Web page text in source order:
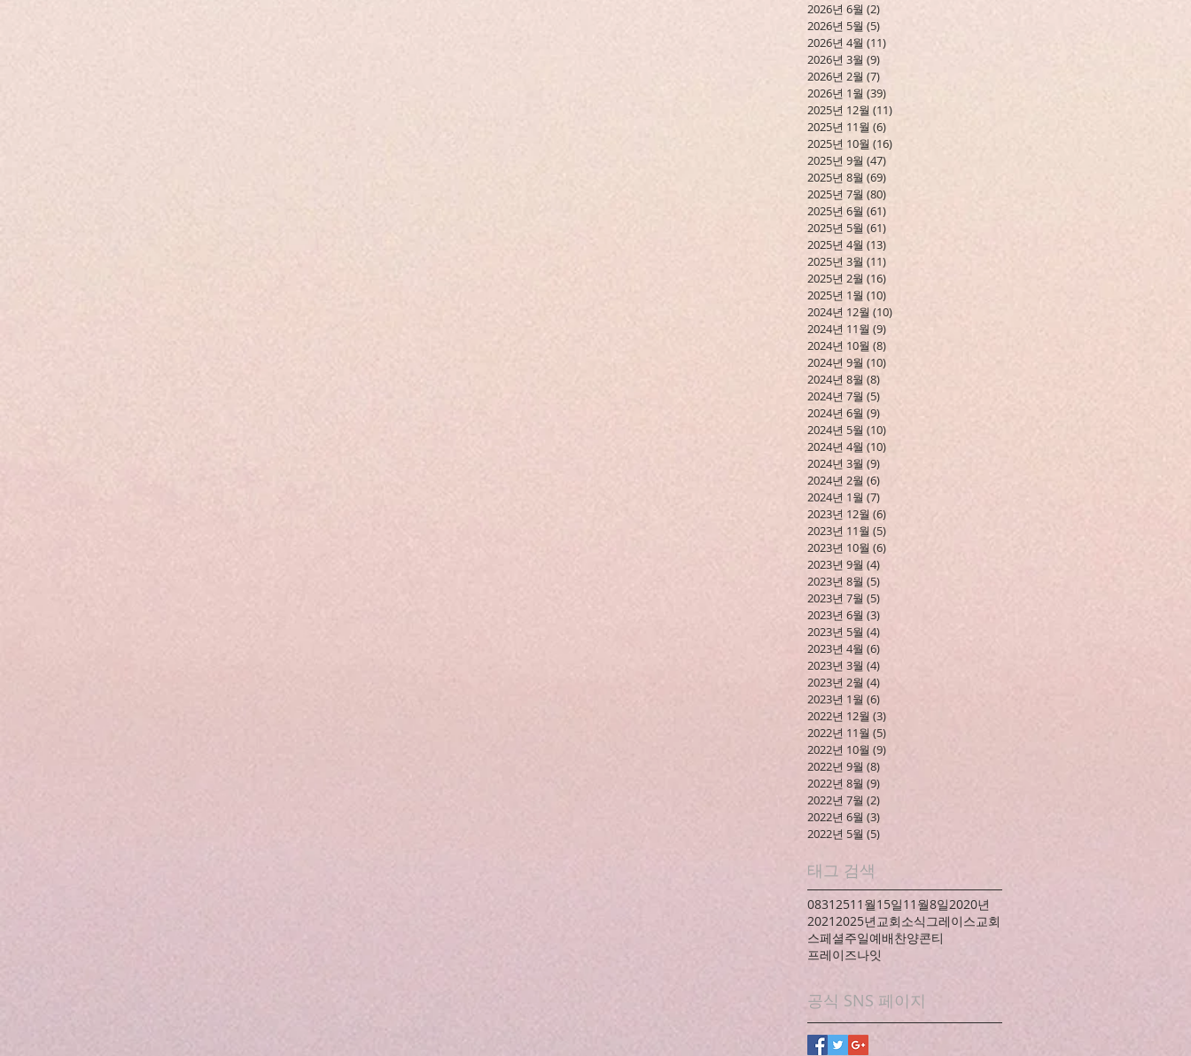
2026년 6월 (2)
2026년 5월 (5)
2026년 4월 (11)
2026년 3월 (9)
2026년 2월 (7)
2026년 1월 (39)
2025년 12월 (11)
2025년 11월 (6)
2025년 10월 (16)
2025년 9월 (47)
2025년 8월 (69)
2025년 7월 (80)
2025년 6월 (61)
2025년 5월 (61)
2025년 4월 (13)
2025년 3월 (11)
2025년 2월 (16)
2025년 1월 (10)
2024년 12월 (10)
2024년 11월 (9)
2024년 10월 (8)
2024년 9월 (10)
2024년 8월 (8)
2024년 7월 (5)
2024년 6월 (9)
2024년 5월 (10)
2024년 4월 (10)
2024년 3월 (9)
2024년 2월 (6)
2024년 1월 (7)
2023년 12월 (6)
2023년 11월 (5)
2023년 10월 (6)
2023년 9월 (4)
2023년 8월 (5)
2023년 7월 (5)
2023년 6월 (3)
2023년 5월 (4)
2023년 4월 (6)
2023년 3월 (4)
2023년 2월 (4)
2023년 1월 (6)
2022년 12월 (3)
2022년 11월 (5)
2022년 10월 (9)
2022년 9월 (8)
2022년 8월 (9)
2022년 7월 (2)
2022년 6월 (3)
2022년 5월 (5)
태그 검색
08312511월15일11월8일2020년
20212025년교회소식그레이스교회
스페셜주일예배찬양콘티
프레이즈나잇
공식 SNS 페이지